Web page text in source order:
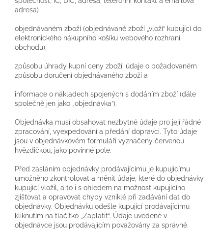
adresa)
objednávaném zboží (objednávané zboží „vloží“ kupující do
elektronického nákupního košíku webového rozhraní
obchodu),
způsobu úhrady kupní ceny zboží, údaje o požadovaném
způsobu doručení objednávaného zboží a
informace o nákladech spojených s dodáním zboží (dále
společně jen jako „objednávka“).
Objednávka musí obsahovat nezbytné údaje pro její řádné
zpracování, vyexpedování a předání dopravci. Tyto údaje
jsou v objednávkovém formuláři vyznačeny červenou
hvězdičkou, jako povinné pole.
Před zasláním objednávky prodávajícímu je kupujícímu
umožněno zkontrolovat a měnit údaje, které do objednávky
kupující vložil, a to i s ohledem na možnost kupujícího
zjišťovat a opravovat chyby vzniklé při zadávání dat do
objednávky. Objednávku odešle kupující prodávajícímu
kliknutím na tlačítko „Zaplatit“. Údaje uvedené v
objednávce jsou prodávajícím považovány za správné.